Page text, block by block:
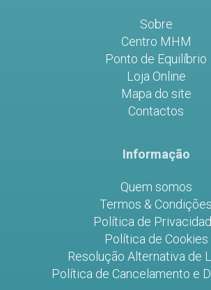
Sobre
Centro MHM
Ponto de Equilíbrio
Loja Online
Mapa do site
Contactos
Informação
Quem somos
Termos & Condições
Política de
Política de Cookies
Resolução Alternativa de
Política de Cancelamento e